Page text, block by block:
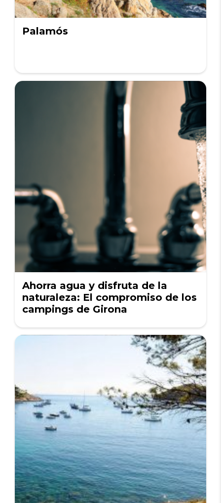
Palamós
Ahorra agua y disfruta de la
naturaleza: El compromiso de los
campings de Girona